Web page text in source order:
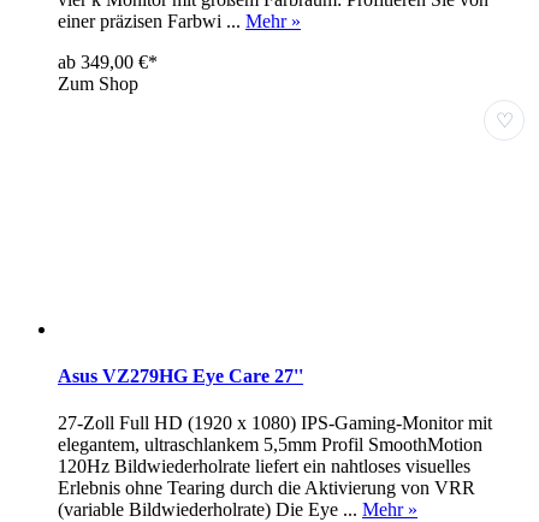
einer präzisen Farbwi ... Mehr »
ab 349,00 €*
Zum Shop
♡
Asus VZ279HG Eye Care 27''
27-Zoll Full HD (1920 x 1080) IPS-Gaming-Monitor mit
elegantem, ultraschlankem 5,5mm Profil SmoothMotion
120Hz Bildwiederholrate liefert ein nahtloses visuelles
Erlebnis ohne Tearing durch die Aktivierung von VRR
(variable Bildwiederholrate) Die Eye ... Mehr »